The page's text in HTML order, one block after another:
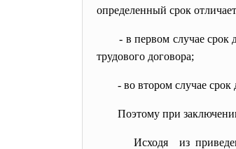
определенный срок
- в первом случае срок
трудового договора;
- во втором случае срок
Поэтому при
Исходя из